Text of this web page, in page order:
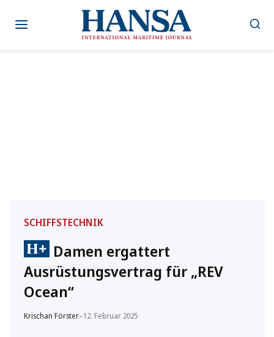
Inhalt
SCHIFFSTECHNIK
Damen ergattert
Ausrüstungsvertrag für „REV
Ocean“
Krischan Förster–12. Februar 2025